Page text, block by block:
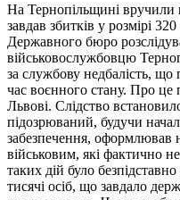
На Тернопільщині вручили
завдав збитків у розмірі
Державного бюро
військовослужбовцю
за службову недбалість, що
час воєнного стану. Про
Львові. Слідство
підозрюваний, будучи
забезпечення, оформлював
військовим, які фактично
таких дій було
тисячі осіб, що завдало